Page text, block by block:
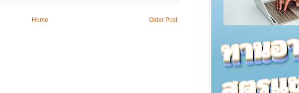
Older Post
Home